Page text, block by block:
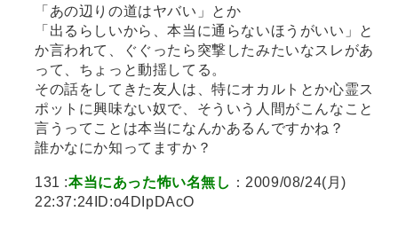
「あの辺りの道はヤバい」とか
「出るらしいから、本当に通らないほうがいい」と
か言われて、ぐぐったら突撃したみたいなスレがあ
って、ちょっと動揺してる。
その話をしてきた友人は、特にオカルトとか心霊ス
ポットに興味ない奴で、そういう人間がこんなこと
言うってことは本当になんかあるんですかね？
誰かなにか知ってますか？
131 :本当にあった怖い名無し ：2009/08/24(月)
22:37:24ID:o4DIpDAcO